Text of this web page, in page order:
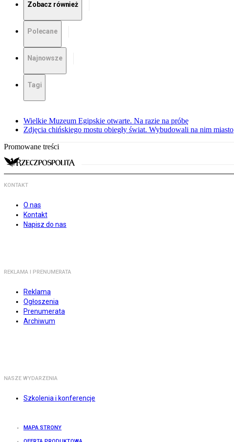
Zobacz również
Polecane
Najnowsze
Tagi
Wielkie Muzeum Egipskie otwarte. Na razie na próbę
Zdjęcia chińskiego mostu obiegły świat. Wybudowali na nim miasto
Promowane treści
KONTAKT
O nas
Kontakt
Napisz do nas
REKLAMA I PRENUMERATA
Reklama
Ogłoszenia
Prenumerata
Archiwum
NASZE WYDARZENIA
Szkolenia i konferencje
MAPA STRONY